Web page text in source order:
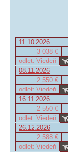
11.10.2026
3 038 €
odlet: Viedeň
08.11.2026
2 550 €
odlet: Viedeň
16.11.2026
2 550 €
odlet: Viedeň
26.12.2026
2 588 €
odlet: Viedeň